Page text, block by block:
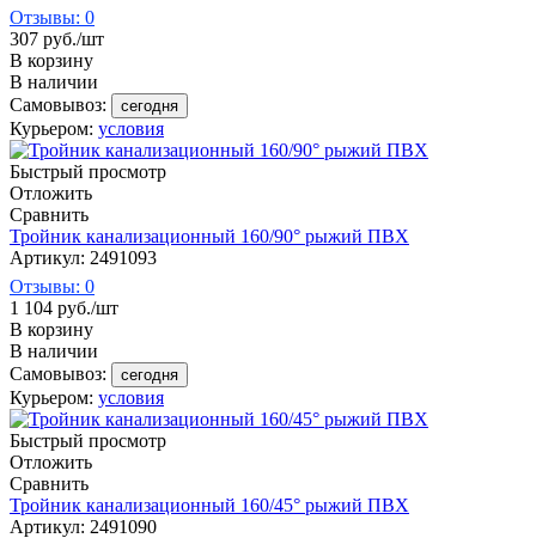
Отзывы: 0
307 руб./шт
В корзину
В наличии
Самовывоз:
сегодня
Курьером: условия
Быстрый просмотр
Отложить
Сравнить
Тройник канализационный 160/90° рыжий ПВХ
Артикул: 2491093
Отзывы: 0
1 104 руб./шт
В корзину
В наличии
Самовывоз:
сегодня
Курьером: условия
Быстрый просмотр
Отложить
Сравнить
Тройник канализационный 160/45° рыжий ПВХ
Артикул: 2491090